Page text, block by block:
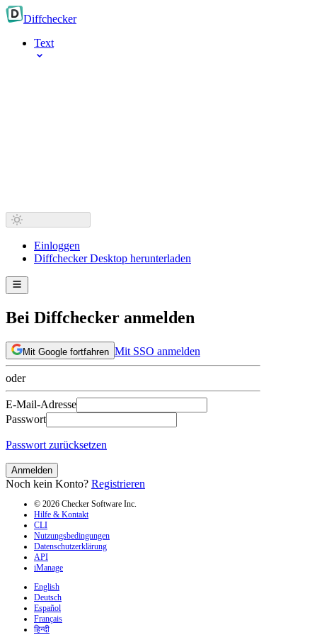
Diffchecker
Text
Einloggen
Diffchecker Desktop herunterladen
Bei Diffchecker anmelden
Mit Google fortfahren Mit SSO anmelden
oder
E-Mail-Adresse
Passwort
Passwort zurücksetzen
Anmelden
Noch kein Konto? Registrieren
© 2026 Checker Software Inc.
Hilfe & Kontakt
CLI
Nutzungsbedingungen
Datenschutzerklärung
API
iManage
English
Deutsch
Español
Français
हिन्दी